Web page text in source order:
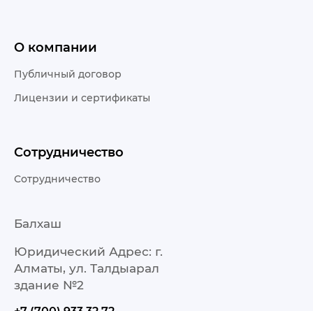
О компании
Публичный договор
Лицензии и сертификаты
Сотрудничество
Сотрудничество
Балхаш
Юридический Адрес: г.
Алматы, ул. Талдыарал
здание №2